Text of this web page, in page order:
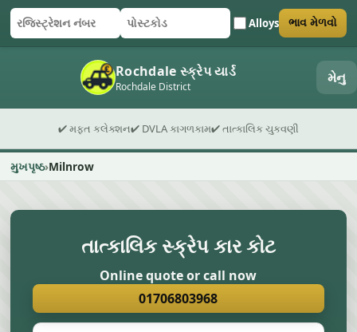
રજિસ્ટ્રેશન નંબર
પોસ્ટકોડ Alloys
ફોર્મ સબમિટ કરો ભાવ મેળવો
Rochdale સ્ક્રેપ યાર્ડ
Rochdale District મેનુ
✔ મફત કલેક્શન✔ DVLA કાગળકામ✔ તાત્કાલિક ચુકવણી
મુખપૃષ્ઠ Milnrow
તાત્કાલિક સ્ક્રેપ કાર કોટ
Online quote or call now
01706803968